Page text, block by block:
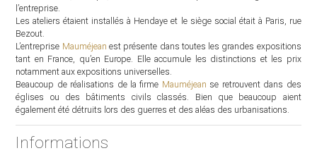
l’entreprise.
Les ateliers étaient installés à Hendaye et le siège social était à Paris, rue
Bezout.
L’entreprise Mauméjean est présente dans toutes les grandes expositions
tant en France, qu’en Europe. Elle accumule les distinctions et les prix
notamment aux expositions universelles.
Beaucoup de réalisations de la firme Mauméjean se retrouvent dans des
églises ou des bâtiments civils classés. Bien que beaucoup aient
également été détruits lors des guerres et des aléas des urbanisations.
Informations